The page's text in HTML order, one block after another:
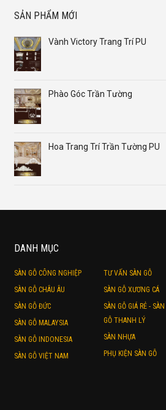
SẢN PHẨM MỚI
Vành Victory Trang Trí PU
Phào Góc Trần Tường
Hoa Trang Trí Trần Tường PU
DANH MỤC
SÀN GỖ CÔNG NGHIỆP
SÀN GỖ CHÂU ÂU
SÀN GỖ ĐỨC
SÀN GỖ MALAYSIA
SÀN GỖ INDONESIA
SÀN GỖ VIỆT NAM
TƯ VẤN SÀN GỖ
SÀN GỖ XƯƠNG CÁ
SÀN GỖ GIÁ RẺ - SÀN
GỖ THANH LÝ
SÀN NHỰA
PHỤ KIỆN SÀN GỖ